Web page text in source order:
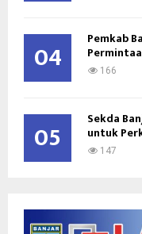
04 Pemkab
166
05 Sekda
untuk
147